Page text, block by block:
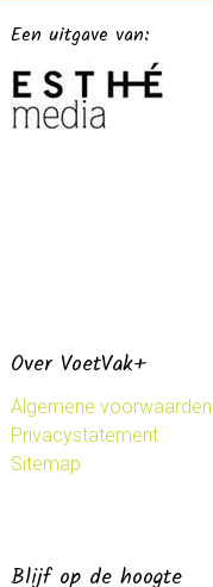
Een uitgave van:
Over VoetVak+
Algemene voorwaarden
Privacystatement
Sitemap
Blijf op de hoogte